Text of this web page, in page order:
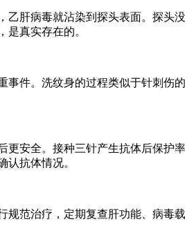
肝病毒就沾染到探头表面。探头
真实存在的。
件。洗纹身的过程类似于针刺伤
安全。接种三针产生抗体后保护
抗体情况。
范治疗，定期复查肝功能、病毒